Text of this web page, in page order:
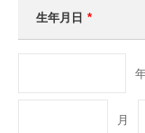
生年月日 *
月